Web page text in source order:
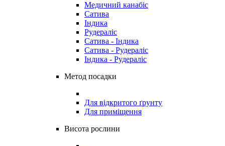
Медичний канабіс
Сатива
Індика
Рудераліс
Сатива - Індика
Сатива - Рудераліс
Індика - Рудераліс
Метод посадки
Для відкритого ґрунту
Для приміщення
Висота рослини